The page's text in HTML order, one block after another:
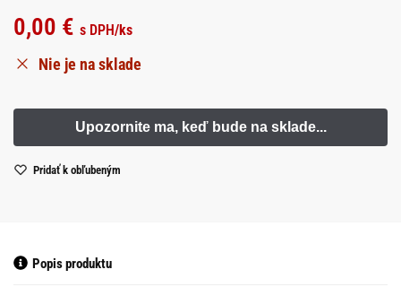
0,00 € s DPH/ks
Nie je na sklade
Pridať k obľubeným
Popis produktu